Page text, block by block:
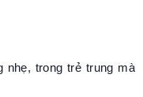
nhẹ, trong trẻ trung mà